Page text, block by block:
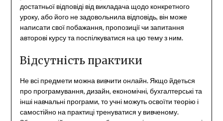
достатньої відповіді від викладача щодо конкретного
уроку, або його не задовольнила відповідь, він може
написати свої побажання, пропозиції чи запитання
авторові курсу та поспілкуватися на цю тему з ним.
Відсутність практики
Не всі предмети можна вивчити онлайн. Якщо йдеться
про програмування, дизайн, економічні, бухгалтерські та
інші навчальні програми, то учні можуть освоїти теорію і
самостійно на практиці тренуватися у вивченому.